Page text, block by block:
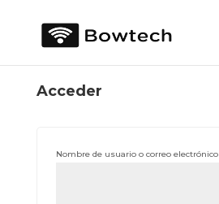
Acceder
Nombre de usuario o correo electrónico